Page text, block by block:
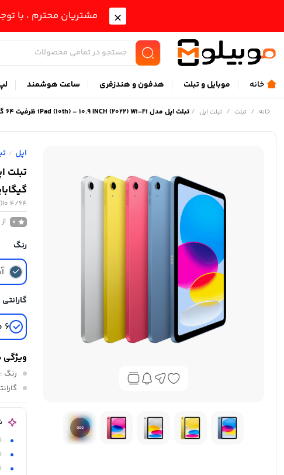
مشتریان محترم ، با
خانه موبايل و تبلت هدفون و هندزفری ساعت هوشمند
خانه / تبلت / تبلت اپل /تبلت اپل مدل iPad (10th) – 10.9 INCH (2022) Wi-Fi ظرفیت 64 گیگابایت رم 4 گیگابایت
اپل /
گیگابایت
4/64
0 از 0 رای
رنگ
گارانتی
6 ماهه شرکتی
رنگ